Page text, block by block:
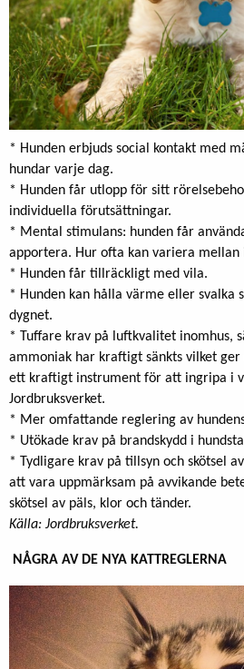
* Hunden erbjuds social kontakt med
hundar varje dag.
* Hunden får utlopp för sitt
individuella förutsättningar.
* Mental stimulans: hunden får
apportera. Hur ofta kan variera mellan
* Hunden får tillräckligt med vila.
* Hunden kan hålla värme eller svalka
dygnet.
* Tuffare krav på luftkvalitet inomhus,
ammoniak har kraftigt sänkts vilket
ett kraftigt instrument för att ingripa i
Jordbruksverket.
* Mer omfattande reglering av
* Utökade krav på brandskydd i
* Tydligare krav på tillsyn och skötsel
att vara uppmärksam på avvikande
skötsel av päls, klor och tänder.
Källa: Jordbruksverket.
NÅGRA AV DE NYA KATTREGLERNA